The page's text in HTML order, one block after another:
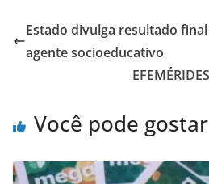
Estado divulga resultado
agente socioeducativo
Você pode